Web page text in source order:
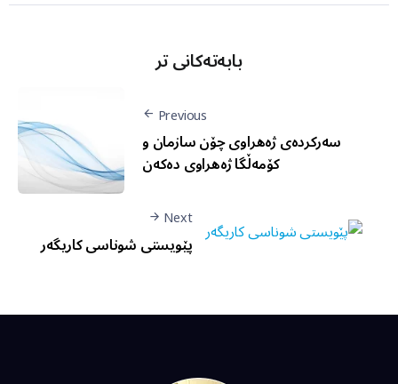
بابەتەکانی تر
Previous
سەرکردەی ژەهراوی چۆن سازمان و
کۆمەڵگا ژەهراوی دەکەن
Next
پێویستی شوناسی کاریگەر